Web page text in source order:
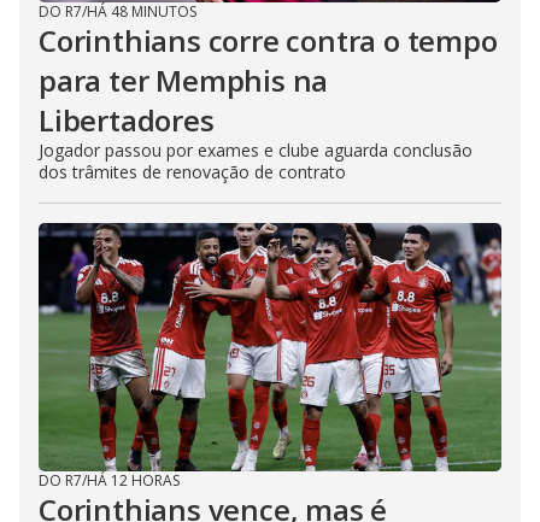
DO R7/HÁ 48 MINUTOS
Corinthians corre contra o tempo
para ter Memphis na
Libertadores
Jogador passou por exames e clube aguarda conclusão
dos trâmites de renovação de contrato
DO R7/HÁ 12 HORAS
Corinthians vence, mas é